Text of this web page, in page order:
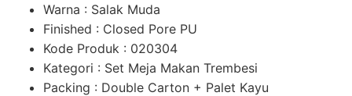
Warna : Salak Muda
Finished : Closed Pore PU
Kode Produk : 020304
Kategori : Set Meja Makan Trembesi
Packing : Double Carton + Palet Kayu